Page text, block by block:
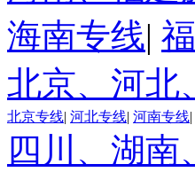
海南专线|
北京、河北
北京专线| 河北专线| 河南专线|
四川、湖南